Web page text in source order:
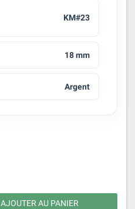
KM#23
18 mm
Argent
AJOUTER AU PANIER